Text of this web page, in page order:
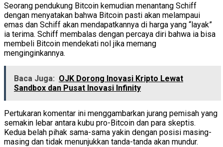
Seorang pendukung Bitcoin kemudian menantang Schiff
dengan menyatakan bahwa Bitcoin pasti akan melampaui
emas dan Schiff akan mendapatkannya di harga yang “layak”
ia terima. Schiff membalas dengan percaya diri bahwa ia bisa
membeli Bitcoin mendekati nol jika memang
menginginkannya.
Baca Juga: OJK Dorong Inovasi Kripto Lewat
Sandbox dan Pusat Inovasi Infinity
Pertukaran komentar ini menggambarkan jurang pemisah yang
semakin lebar antara kubu pro-Bitcoin dan para skeptis.
Kedua belah pihak sama-sama yakin dengan posisi masing-
masing dan tidak menunjukkan tanda-tanda akan mundur.